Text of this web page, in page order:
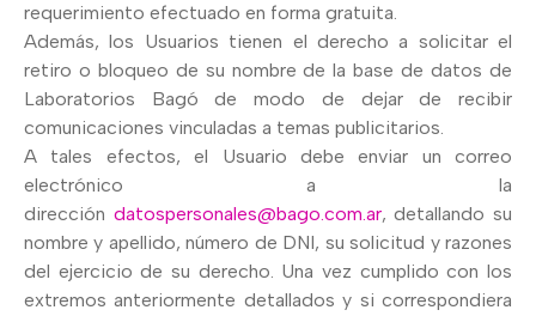
requerimiento efectuado en forma gratuita.
Además, los Usuarios tienen el derecho a solicitar el
retiro o bloqueo de su nombre de la base de datos de
Laboratorios Bagó de modo de dejar de recibir
comunicaciones vinculadas a temas publicitarios.
A tales efectos, el Usuario debe enviar un correo
electrónico a la
dirección datospersonales@bago.com.ar, detallando su
nombre y apellido, número de DNI, su solicitud y razones
del ejercicio de su derecho. Una vez cumplido con los
extremos anteriormente detallados y si correspondiera